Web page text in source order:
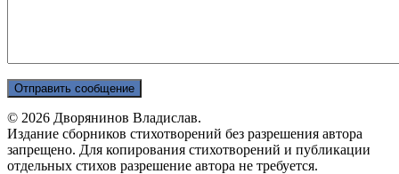
© 2026 Дворянинов Владислав.
Издание сборников стихотворений без разрешения автора
запрещено. Для копирования стихотворений и публикации
отдельных стихов разрешение автора не требуется.